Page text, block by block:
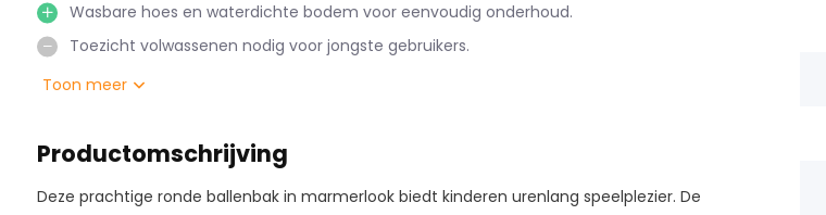
Wasbare hoes en waterdichte bodem voor eenvoudig onderhoud.
Toezicht volwassenen nodig voor jongste gebruikers.
Toon meer
Productomschrijving
Deze prachtige ronde ballenbak in marmerlook biedt kinderen urenlang speelplezier. De